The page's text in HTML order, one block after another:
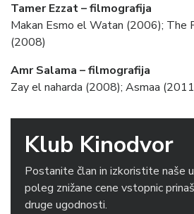
Tamer Ezzat – filmografija
Makan Esmo el Watan (2006); The
(2008)
Amr Salama – filmografija
Zay el naharda (2008); Asmaa
Klub Kinodvor
Postanite član in izkoristite naše
poleg znižane cene vstopnic
druge ugodnosti.